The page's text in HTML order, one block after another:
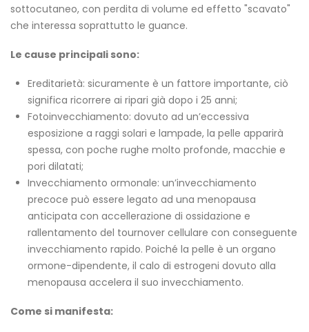
sottocutaneo, con perdita di volume ed effetto "scavato"
che interessa soprattutto le guance.
Le cause principali sono:
Ereditarietà: sicuramente è un fattore importante, ciò
significa ricorrere ai ripari già dopo i 25 anni;
Fotoinvecchiamento: dovuto ad un’eccessiva
esposizione a raggi solari e lampade, la pelle apparirà
spessa, con poche rughe molto profonde, macchie e
pori dilatati;
Invecchiamento ormonale: un’invecchiamento
precoce può essere legato ad una menopausa
anticipata con accellerazione di ossidazione e
rallentamento del tournover cellulare con conseguente
invecchiamento rapido. Poiché la pelle è un organo
ormone-dipendente, il calo di estrogeni dovuto alla
menopausa accelera il suo invecchiamento.
Come si manifesta: